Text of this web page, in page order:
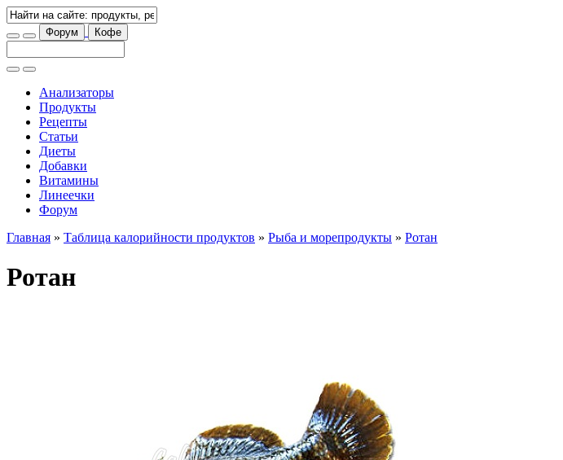
Форум Кофе
Анализаторы
Продукты
Рецепты
Статьи
Диеты
Добавки
Витамины
Линеечки
Форум
Главная » Таблица калорийности продуктов » Рыба и морепродукты » Ротан
Ротан